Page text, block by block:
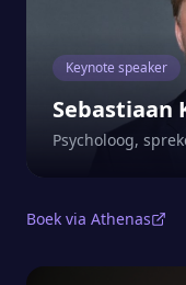
Keynote speaker
Sebastiaan
Psycholoog,
Boek via Athenas